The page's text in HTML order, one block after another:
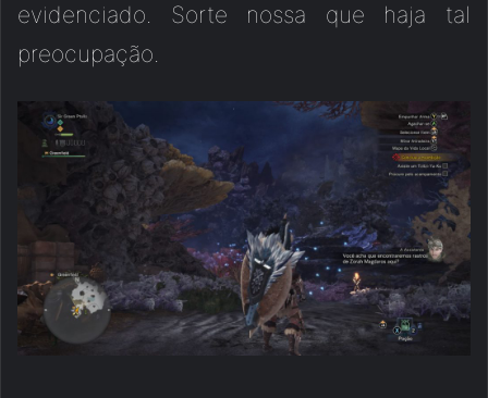
evidenciado. Sorte nossa que haja tal
preocupação.